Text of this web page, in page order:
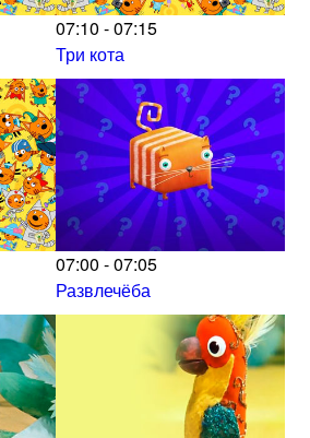
07:10 - 07:15
Три кота
07:00 - 07:05
Развлечёба